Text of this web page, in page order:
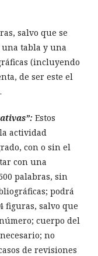
salvo que se
tabla y una
(incluyendo
de ser este el
Estos
actividad
con o sin el
con una
palabras, sin
podrá
figuras, salvo que
cuerpo del
no
de revisiones